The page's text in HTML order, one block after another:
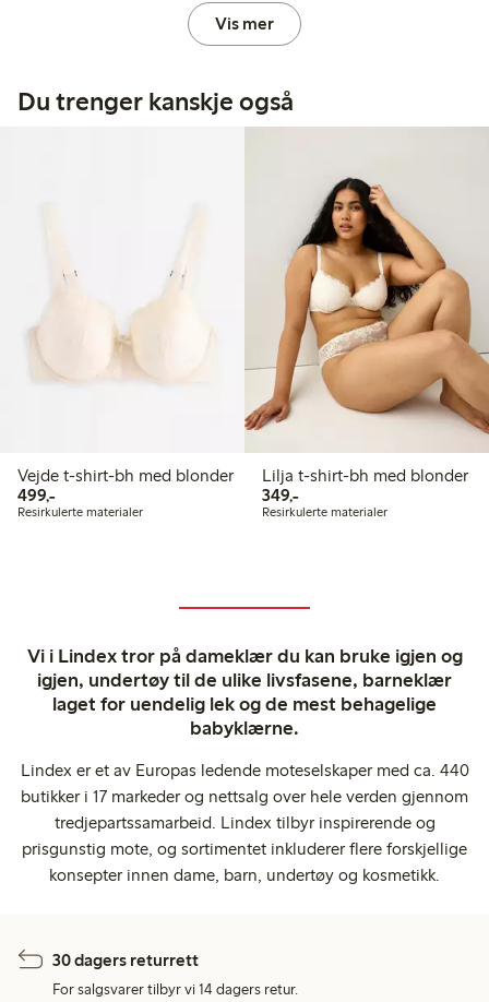
Vis mer
Du trenger kanskje også
Vejde t-shirt-bh med blonder
499,-499,00 kr
Resirkulerte materialer
Lilja t-shirt-bh med blonder
349,-349,00 kr
Resirkulerte materialer
Vi i Lindex tror på dameklær du kan bruke igjen og
igjen, undertøy til de ulike livsfasene, barneklær
laget for uendelig lek og de mest behagelige
babyklærne.
Lindex er et av Europas ledende moteselskaper med ca. 440
butikker i 17 markeder og nettsalg over hele verden gjennom
tredjepartssamarbeid. Lindex tilbyr inspirerende og
prisgunstig mote, og sortimentet inkluderer flere forskjellige
konsepter innen dame, barn, undertøy og kosmetikk.
30 dagers returrett
For salgsvarer tilbyr vi 14 dagers retur.